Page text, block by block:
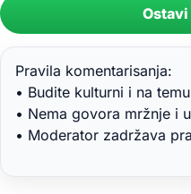
Pravila komentarisanja:
• Budite kulturni i na temu
• Nema govora mržnje i
• Moderator zadržava